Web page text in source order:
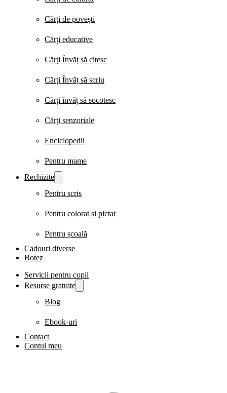
Cărți de povești
Cărți educative
Cărți Învăț să citesc
Cărți Învăț să scriu
Cărți învăț să socotesc
Cărți senzoriale
Enciclopedii
Pentru mame
Rechizite
Pentru scris
Pentru colorat și pictat
Pentru școală
Cadouri diverse
Botez
Servicii pentru copii
Resurse gratuite
Blog
Ebook-uri
Contact
Contul meu